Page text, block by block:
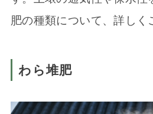
肥の種類について、詳しく
わら堆肥